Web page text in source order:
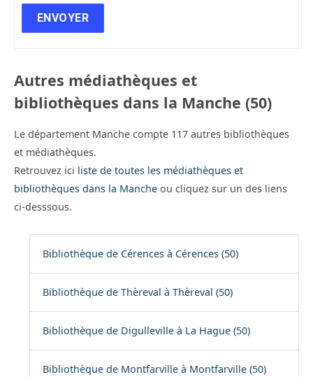
Autres médiathèques et
bibliothèques dans la Manche (50)
Le département Manche compte 117 autres bibliothèques
et médiathèques.
Retrouvez ici liste de toutes les médiathèques et
bibliothèques dans la Manche ou cliquez sur un des liens
ci-desssous.
Bibliothèque de Cérences à Cérences (50)
Bibliothèque de Thèreval à Thèreval (50)
Bibliothèque de Digulleville à La Hague (50)
Bibliothèque de Montfarville à Montfarville (50)